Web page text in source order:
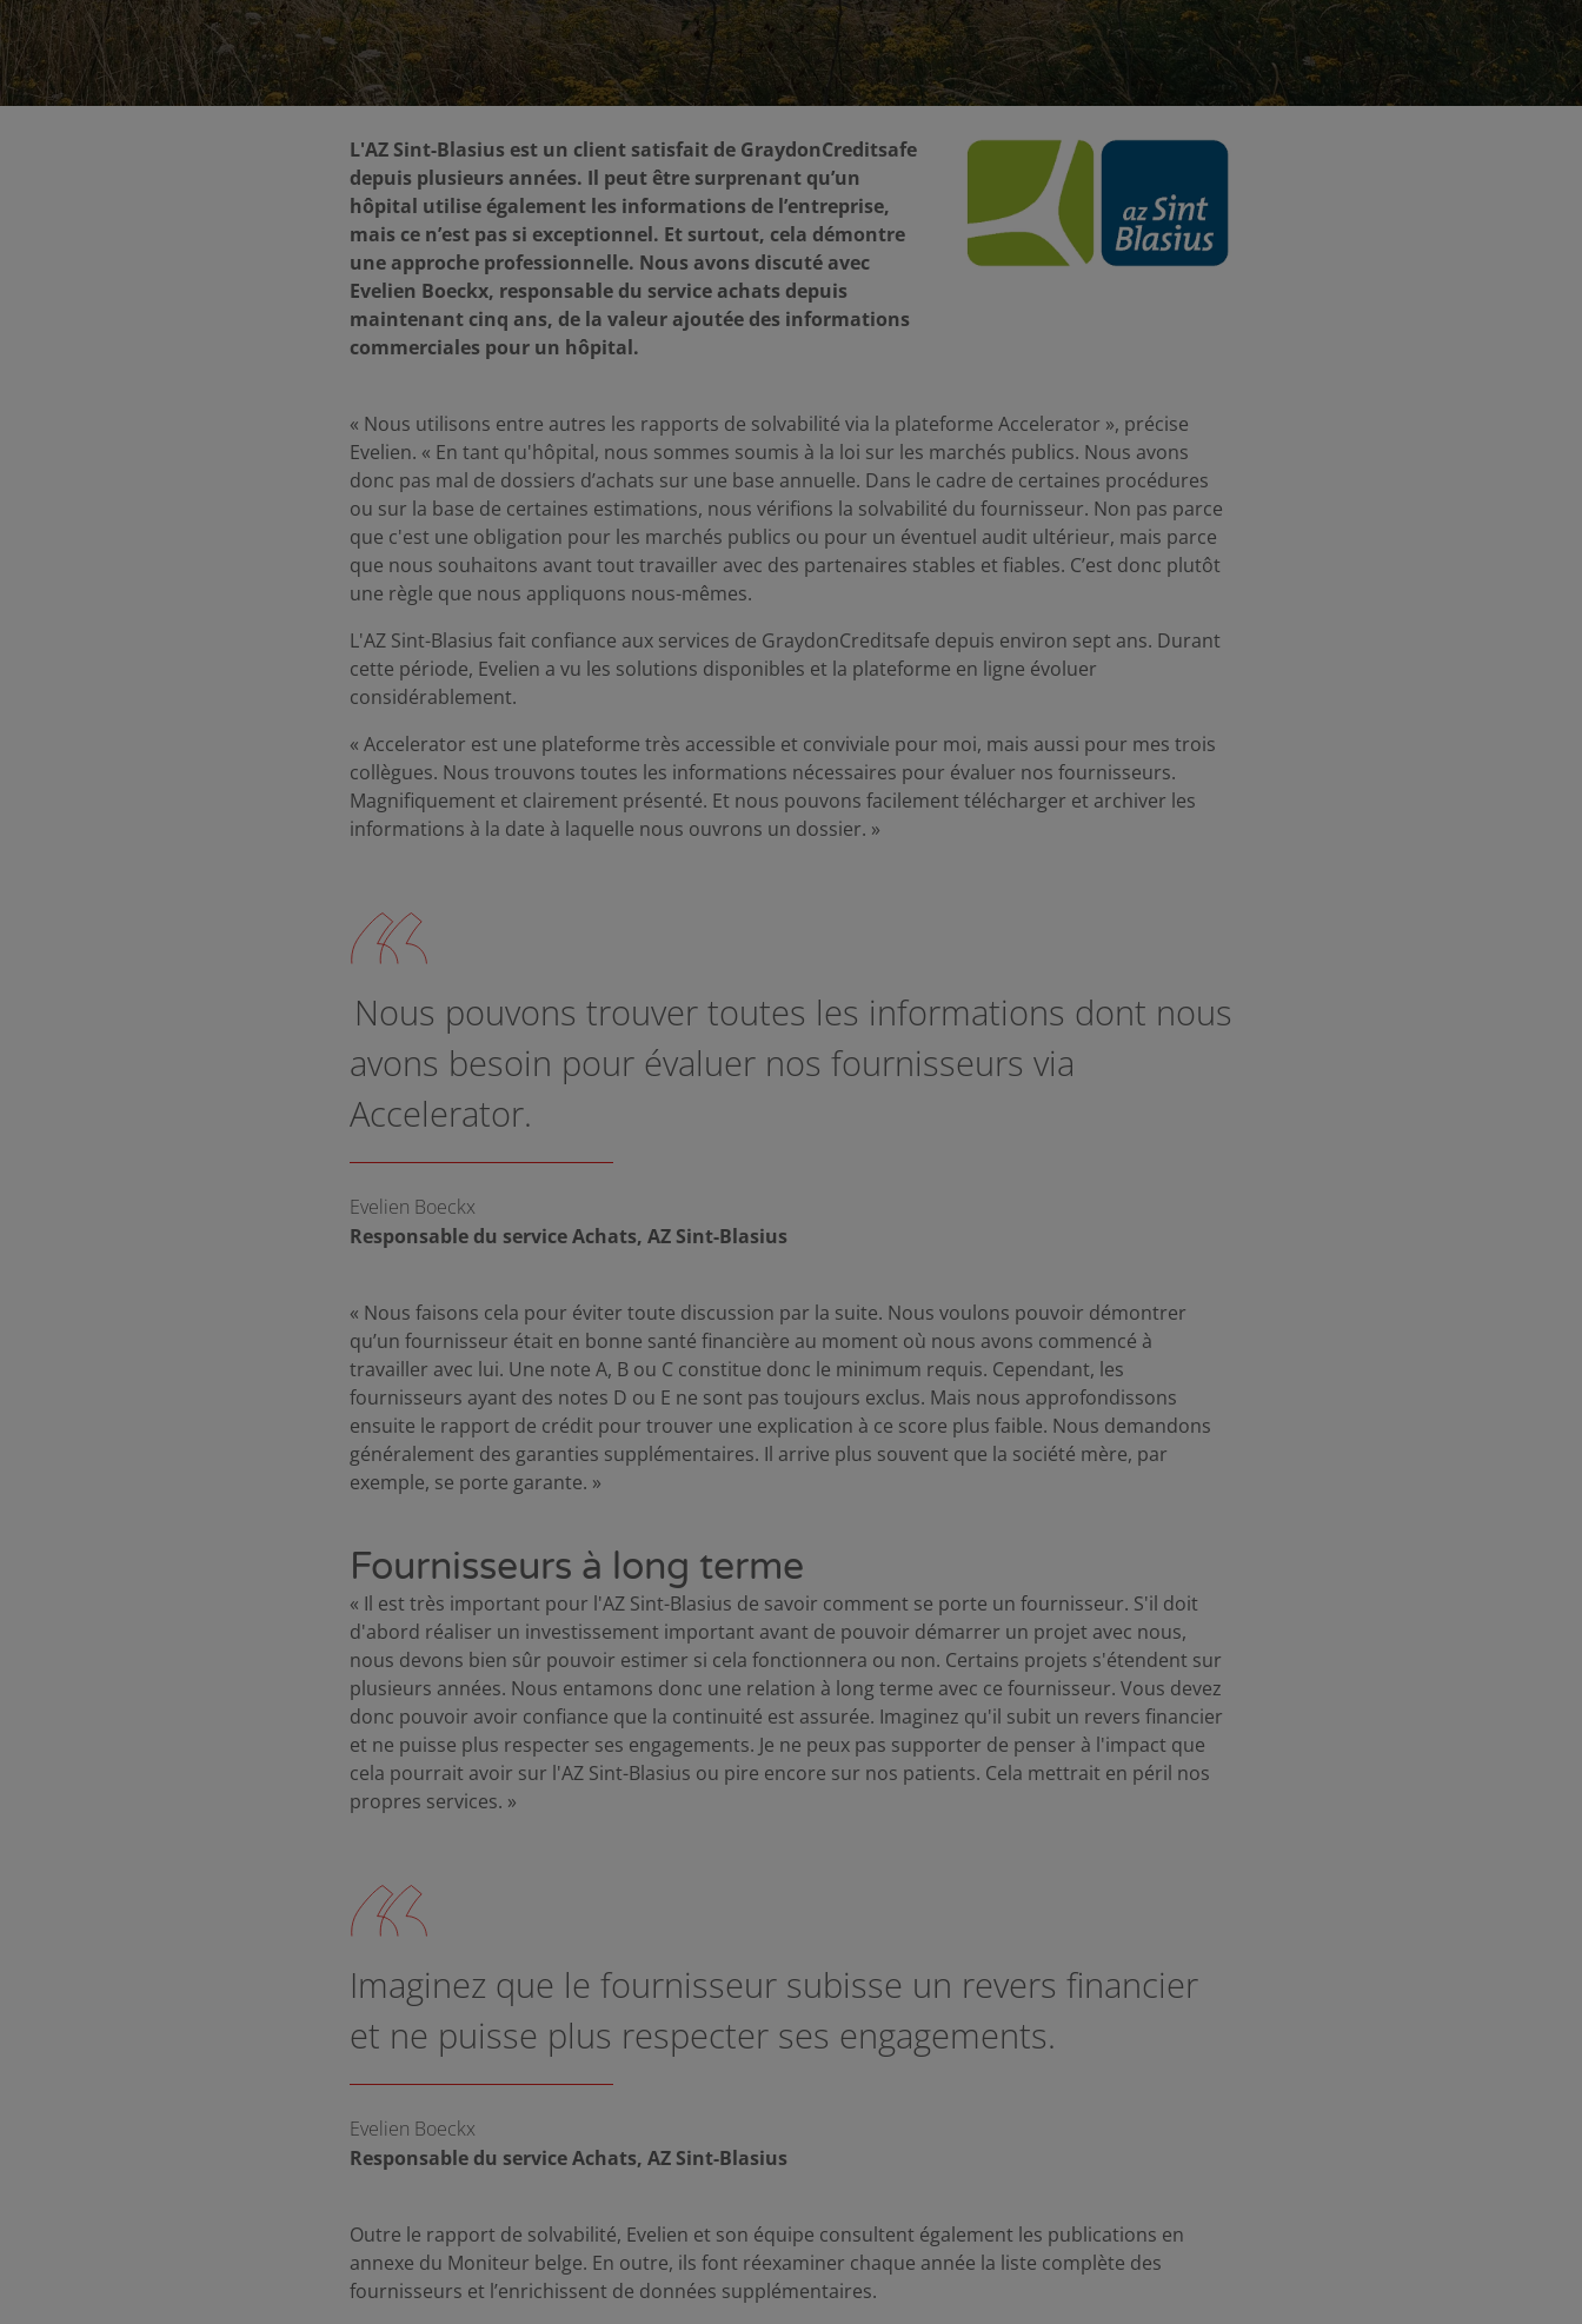
L'AZ Sint-Blasius est un client satisfait de GraydonCreditsafe
depuis plusieurs années. Il peut être surprenant qu’un
hôpital utilise également les informations de l’entreprise,
mais ce n’est pas si exceptionnel. Et surtout, cela démontre
une approche professionnelle. Nous avons discuté avec
Evelien Boeckx, responsable du service achats depuis
maintenant cinq ans, de la valeur ajoutée des informations
commerciales pour un hôpital.
« Nous utilisons entre autres les rapports de solvabilité via la plateforme Accelerator », précise
Evelien. « En tant qu'hôpital, nous sommes soumis à la loi sur les marchés publics. Nous avons
donc pas mal de dossiers d’achats sur une base annuelle. Dans le cadre de certaines procédures
ou sur la base de certaines estimations, nous vérifions la solvabilité du fournisseur. Non pas parce
que c'est une obligation pour les marchés publics ou pour un éventuel audit ultérieur, mais parce
que nous souhaitons avant tout travailler avec des partenaires stables et fiables. C’est donc plutôt
une règle que nous appliquons nous-mêmes.
L'AZ Sint-Blasius fait confiance aux services de GraydonCreditsafe depuis environ sept ans. Durant
cette période, Evelien a vu les solutions disponibles et la plateforme en ligne évoluer
considérablement.
« Accelerator est une plateforme très accessible et conviviale pour moi, mais aussi pour mes trois
collègues. Nous trouvons toutes les informations nécessaires pour évaluer nos fournisseurs.
Magnifiquement et clairement présenté. Et nous pouvons facilement télécharger et archiver les
informations à la date à laquelle nous ouvrons un dossier. »
Nous pouvons trouver toutes les informations dont nous
avons besoin pour évaluer nos fournisseurs via
Accelerator.
Evelien Boeckx
Responsable du service Achats, AZ Sint-Blasius
« Nous faisons cela pour éviter toute discussion par la suite. Nous voulons pouvoir démontrer
qu’un fournisseur était en bonne santé financière au moment où nous avons commencé à
travailler avec lui. Une note A, B ou C constitue donc le minimum requis. Cependant, les
fournisseurs ayant des notes D ou E ne sont pas toujours exclus. Mais nous approfondissons
ensuite le rapport de crédit pour trouver une explication à ce score plus faible. Nous demandons
généralement des garanties supplémentaires. Il arrive plus souvent que la société mère, par
exemple, se porte garante. »
Fournisseurs à long terme
« Il est très important pour l'AZ Sint-Blasius de savoir comment se porte un fournisseur. S'il doit
d'abord réaliser un investissement important avant de pouvoir démarrer un projet avec nous,
nous devons bien sûr pouvoir estimer si cela fonctionnera ou non. Certains projets s'étendent sur
plusieurs années. Nous entamons donc une relation à long terme avec ce fournisseur. Vous devez
donc pouvoir avoir confiance que la continuité est assurée. Imaginez qu'il subit un revers financier
et ne puisse plus respecter ses engagements. Je ne peux pas supporter de penser à l'impact que
cela pourrait avoir sur l'AZ Sint-Blasius ou pire encore sur nos patients. Cela mettrait en péril nos
propres services. »
Imaginez que le fournisseur subisse un revers financier
et ne puisse plus respecter ses engagements.
Evelien Boeckx
Responsable du service Achats, AZ Sint-Blasius
Outre le rapport de solvabilité, Evelien et son équipe consultent également les publications en
annexe du Moniteur belge. En outre, ils font réexaminer chaque année la liste complète des
fournisseurs et l’enrichissent de données supplémentaires.